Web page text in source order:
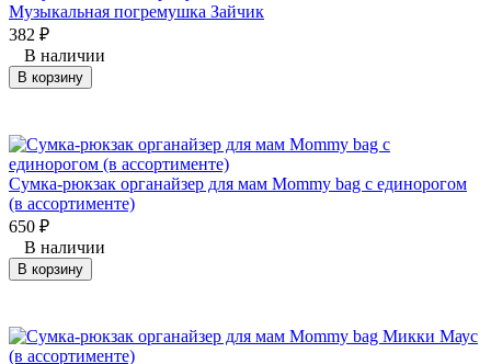
Музыкальная погремушка Зайчик
382 ₽
В наличии
В корзину
Сумка-рюкзак органайзер для мам Mommy bag с единорогом
(в ассортименте)
650 ₽
В наличии
В корзину